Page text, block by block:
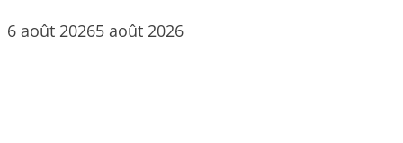
6 août 20265 août 2026